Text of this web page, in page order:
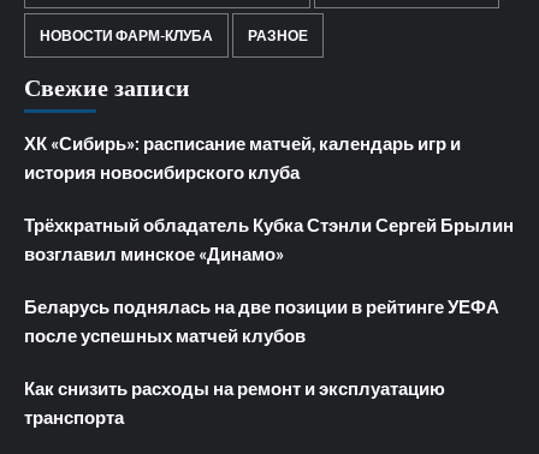
НОВОСТИ ФАРМ-КЛУБА РАЗНОЕ
Свежие записи
ХК «Сибирь»: расписание матчей, календарь игр и
история новосибирского клуба
Трёхкратный обладатель Кубка Стэнли Сергей Брылин
возглавил минское «Динамо»
Беларусь поднялась на две позиции в рейтинге УЕФА
после успешных матчей клубов
Как снизить расходы на ремонт и эксплуатацию
транспорта